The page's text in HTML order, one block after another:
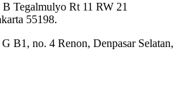
Tegalmulyo Rt 11 RW 21
55198.
B1, no. 4 Renon, Denpasar Selatan,